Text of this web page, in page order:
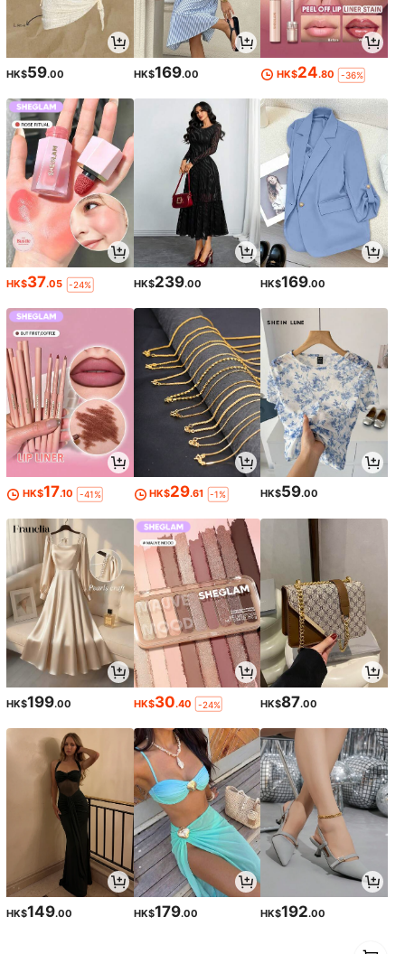
HK$59.00 HK$169.00 HK$24.80 -36%
HK$37.05 -24% HK$239.00 HK$169.00
HK$17.10 -41% HK$29.61 -1% HK$59.00
HK$199.00 HK$30.40 -24% HK$87.00
HK$149.00 HK$179.00 HK$192.00